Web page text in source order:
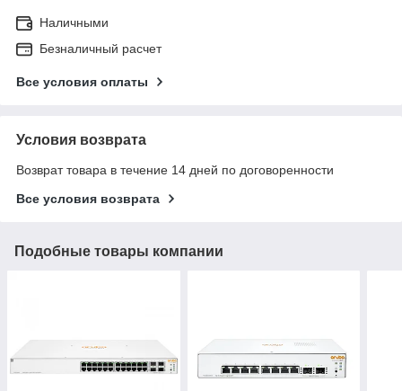
Наличными
Безналичный расчет
Все условия оплаты
Условия возврата
Возврат товара в течение 14 дней по договоренности
Все условия возврата
Подобные товары компании